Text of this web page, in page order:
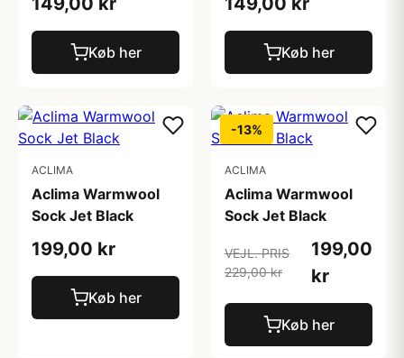
Køb her Køb her
ACLIMA
Aclima Warmwool
Sock Jet Black
199,00 kr
Køb her
-13%
ACLIMA
Aclima Warmwool
Sock Jet Black
VEJL. PRIS
229,00 kr
199,00
kr
Køb her